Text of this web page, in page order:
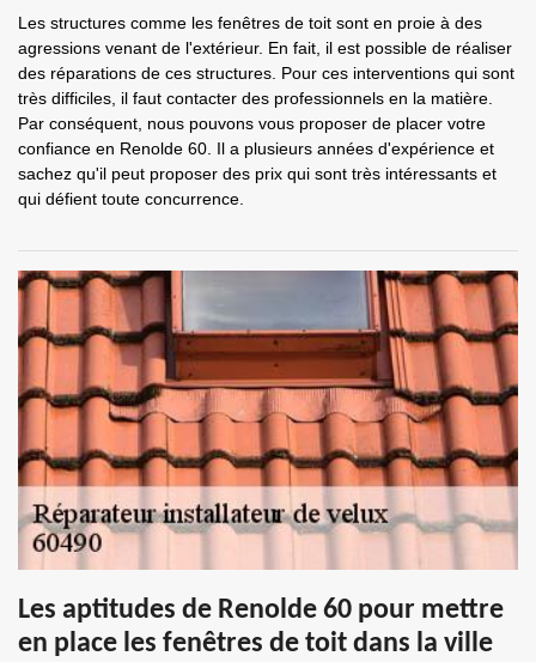
Les structures comme les fenêtres de toit sont en proie à des
agressions venant de l'extérieur. En fait, il est possible de réaliser
des réparations de ces structures. Pour ces interventions qui sont
très difficiles, il faut contacter des professionnels en la matière.
Par conséquent, nous pouvons vous proposer de placer votre
confiance en Renolde 60. Il a plusieurs années d'expérience et
sachez qu'il peut proposer des prix qui sont très intéressants et
qui défient toute concurrence.
Les aptitudes de Renolde 60 pour mettre
en place les fenêtres de toit dans la ville